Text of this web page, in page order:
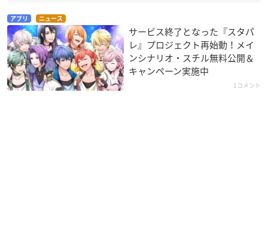
アプリ ニュース
サービス終了となった『スタパ
レ』プロジェクト再始動！メイ
ンシナリオ・スチル無料公開＆
キャンペーン実施中
1コメント